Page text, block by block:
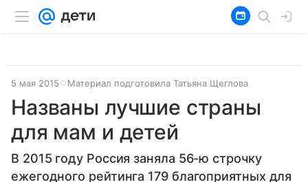
5 мая 2015 Материал подготовила Татьяна Щеглова
Названы лучшие страны
для мам и детей
В 2015 году Россия заняла 56-ю строчку
ежегодного рейтинга 179 благоприятных для